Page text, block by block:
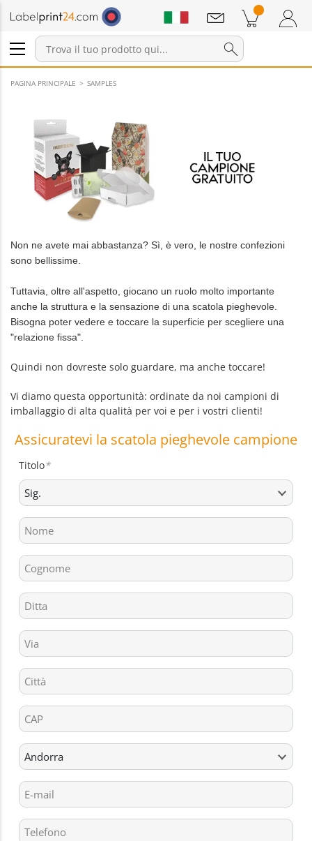
Accedi / Registrati
Prodotti nel carrello
Annunci
PAGINA PRINCIPALE SAMPLES
Non ne avete mai abbastanza? Sì, è vero, le nostre confezioni
sono bellissime.
Tuttavia, oltre all'aspetto, giocano un ruolo molto importante
anche la struttura e la sensazione di una scatola pieghevole.
Bisogna poter vedere e toccare la superficie per scegliere una
"relazione fissa".
Quindi non dovreste solo guardare, ma anche toccare!
Vi diamo questa opportunità: ordinate da noi campioni di
imballaggio di alta qualità per voi e per i vostri clienti!
Assicuratevi la scatola pieghevole campione
Titolo